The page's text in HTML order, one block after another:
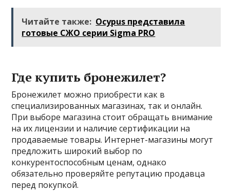
Читайте также: Ocypus представила
готовые СЖО серии Sigma PRO
Где купить бронежилет?
Бронежилет можно приобрести как в
специализированных магазинах, так и онлайн.
При выборе магазина стоит обращать внимание
на их лицензии и наличие сертификации на
продаваемые товары. Интернет-магазины могут
предложить широкий выбор по
конкурентоспособным ценам, однако
обязательно проверяйте репутацию продавца
перед покупкой.